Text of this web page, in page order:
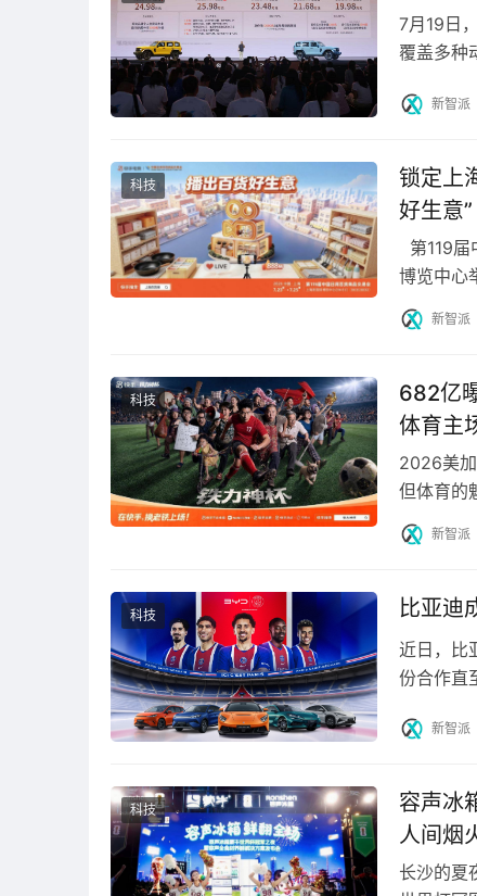
昇腾AI4S生态贡献优秀奖 颁奖环节
作了题为《科学
助力模型跨AI处理器在昇腾平台实现跑得通、
速迁移，357个模型在昇腾平台上性能超越业界
7月19日
覆盖多种
新智派
科技
锁定上
好生意”
第119
博览中心
通过线
新智派
科技
682亿
体育主
2026美
但体育的
们在今
新智派
科技 比亚迪
近日，比
份合作直
新智派
科技
容声冰
人间烟
长沙的夏